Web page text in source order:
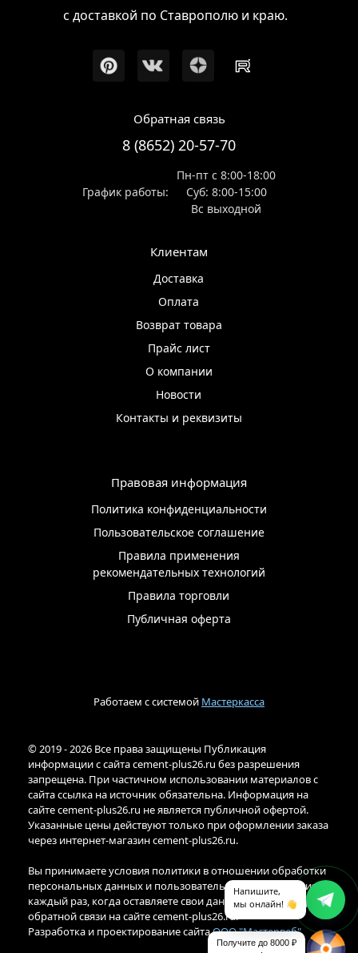
с доставкой по Ставрополю и краю.
Обратная связь
8 (8652) 20-57-70
График работы:
Пн-пт с 8:00-18:00
Суб: 8:00-15:00
Вс выходной
Клиентам
Доставка
Оплата
Возврат товара
Прайс лист
О компании
Новости
Контакты и реквизиты
Правовая информация
Политика конфиденциальности
Пользовательское соглашение
Правила применения
рекомендательных технологий
Правила торговли
Публичная оферта
Работаем с системой Мастеркасса
© 2019 - 2026 Все права защищены Публикация
информации с сайта cement-plus26.ru без разрешения
запрещена. При частичном использовании материалов с
сайта ссылка на источник обязательна. Информация на
сайте cement-plus26.ru не является публичной офертой.
Указанные цены действуют только при оформлении заказа
через интернет-магазин cement-plus26.ru.
Вы принимаете условия политики в отношении обработки
персональных данных и пользовательского соглашения
каждый раз, когда оставляете свои данные в любой форме
обратной связи на сайте cement-plus26.ru.
Разработка и проектирование сайтаООО "Мастервеб"
Напишите,
мы онлайн! 👋
Получите до 8000 ₽